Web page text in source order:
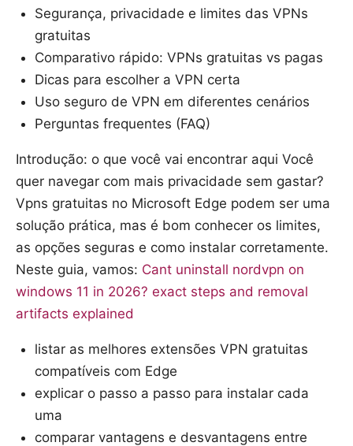
Segurança, privacidade e limites das VPNs
gratuitas
Comparativo rápido: VPNs gratuitas vs pagas
Dicas para escolher a VPN certa
Uso seguro de VPN em diferentes cenários
Perguntas frequentes (FAQ)
Introdução: o que você vai encontrar aqui Você
quer navegar com mais privacidade sem gastar?
Vpns gratuitas no Microsoft Edge podem ser uma
solução prática, mas é bom conhecer os limites,
as opções seguras e como instalar corretamente.
Neste guia, vamos: Cant uninstall nordvpn on
windows 11 in 2026? exact steps and removal
artifacts explained
listar as melhores extensões VPN gratuitas
compatíveis com Edge
explicar o passo a passo para instalar cada
uma
comparar vantagens e desvantagens entre